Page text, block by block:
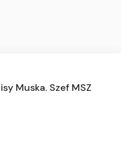
Muska. Szef MSZ